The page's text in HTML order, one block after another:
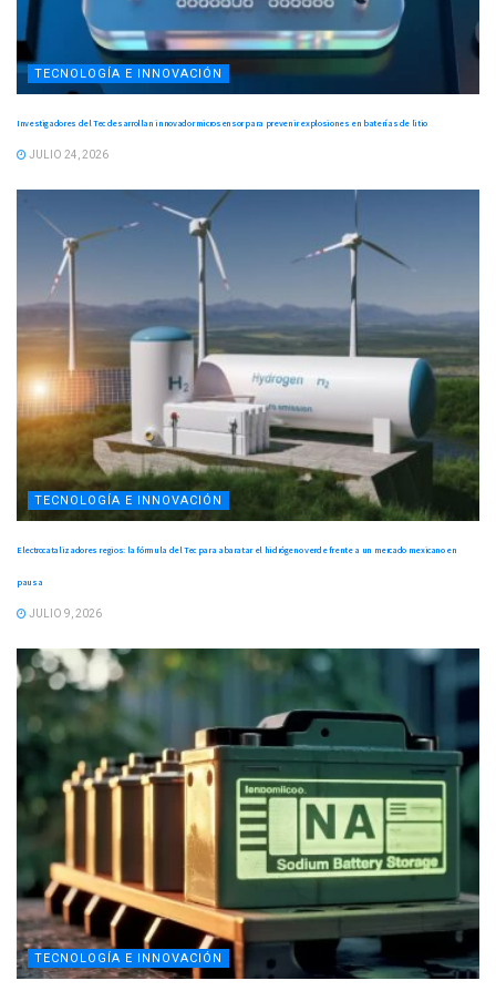
TECNOLOGÍA E INNOVACIÓN
Investigadores del Tec desarrollan innovador microsensor para prevenir explosiones en baterías de litio
JULIO 24, 2026
TECNOLOGÍA E INNOVACIÓN
Electrocatalizadores regios: la fórmula del Tec para abaratar el hidrógeno verde frente a un mercado mexicano en
pausa
JULIO 9, 2026
TECNOLOGÍA E INNOVACIÓN